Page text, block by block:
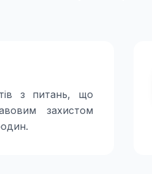
з питань, що
захистом